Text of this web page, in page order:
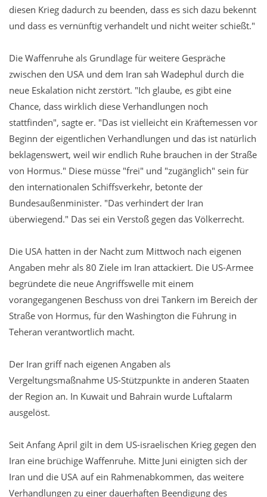
diesen Krieg dadurch zu beenden, dass es sich dazu bekennt
und dass es vernünftig verhandelt und nicht weiter schießt."
Die Waffenruhe als Grundlage für weitere Gespräche
zwischen den USA und dem Iran sah Wadephul durch die
neue Eskalation nicht zerstört. "Ich glaube, es gibt eine
Chance, dass wirklich diese Verhandlungen noch
stattfinden", sagte er. "Das ist vielleicht ein Kräftemessen vor
Beginn der eigentlichen Verhandlungen und das ist natürlich
beklagenswert, weil wir endlich Ruhe brauchen in der Straße
von Hormus." Diese müsse "frei" und "zugänglich" sein für
den internationalen Schiffsverkehr, betonte der
Bundesaußenminister. "Das verhindert der Iran
überwiegend." Das sei ein Verstoß gegen das Völkerrecht.
Die USA hatten in der Nacht zum Mittwoch nach eigenen
Angaben mehr als 80 Ziele im Iran attackiert. Die US-Armee
begründete die neue Angriffswelle mit einem
vorangegangenen Beschuss von drei Tankern im Bereich der
Straße von Hormus, für den Washington die Führung in
Teheran verantwortlich macht.
Der Iran griff nach eigenen Angaben als
Vergeltungsmaßnahme US-Stützpunkte in anderen Staaten
der Region an. In Kuwait und Bahrain wurde Luftalarm
ausgelöst.
Seit Anfang April gilt in dem US-israelischen Krieg gegen den
Iran eine brüchige Waffenruhe. Mitte Juni einigten sich der
Iran und die USA auf ein Rahmenabkommen, das weitere
Verhandlungen zu einer dauerhaften Beendigung des